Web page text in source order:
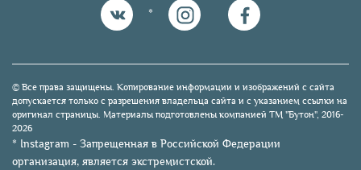
*
© Все права защищены. Копирование информации и изображений с сайта
допускается только с разрешения владельца сайта и с указанием ссылки на
оригинал страницы. Материалы подготовлены компанией TM "Бутон", 2016-
2026
* Instagram - Запрещенная в Российской Федерации
организация, является экстремистской.